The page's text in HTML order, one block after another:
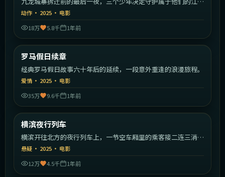
湖。
动作 · 2025 · 电影
18万
5.8千 1年前
最新
罗马假日续章
经典罗马假日故事六十年后的延续，一段意外重逢的浪漫旅程。
爱情 · 2025 · 电影
35万
9.6千 1年前
最新
横滨夜行列车
横滨开往北方的夜行列车上，一节空车厢里的乘客接二连三消
失。
悬疑 · 2025 · 电影
12万
4.5千 1年前